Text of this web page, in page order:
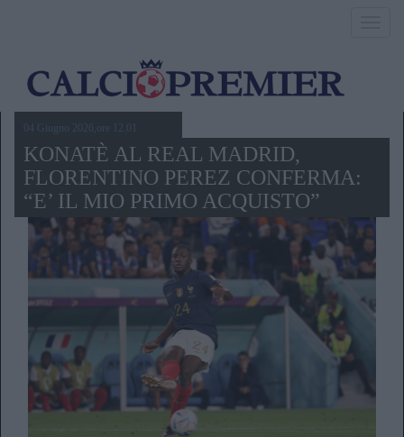
04 Giugno 2026,ore 12.01
KONATÈ AL REAL MADRID,
FLORENTINO PEREZ CONFERMA:
“E’ IL MIO PRIMO ACQUISTO”